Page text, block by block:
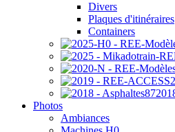
Divers
Plaques d'itinéraires
Containers
Photos
Ambiances